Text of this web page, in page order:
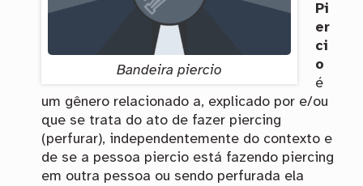
Bandeira piercio
Pi
er
ci
o
é
um gênero relacionado a, explicado por e/ou
que se trata do ato de fazer piercing
(perfurar), independentemente do contexto e
de se a pessoa piercio está fazendo piercing
em outra pessoa ou sendo perfurada ela